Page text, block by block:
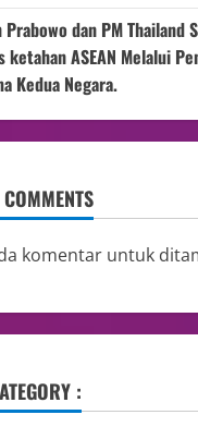
dan PM Thailand
ketahan ASEAN Melalui
Kedua Negara.
komentar untuk
: